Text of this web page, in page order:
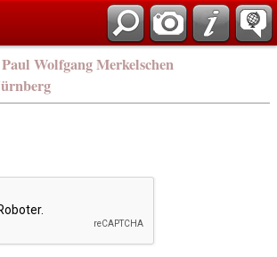
Wolfgang Merkelschen